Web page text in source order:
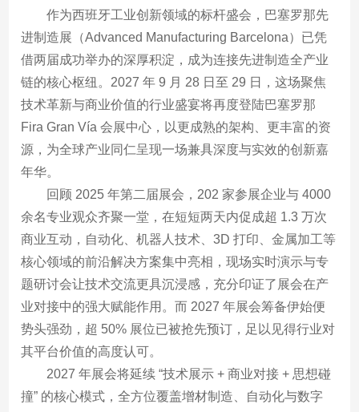
作为西班牙工业创新领域的标杆盛会，巴塞罗那先
进制造展（Advanced Manufacturing Barcelona）已凭
借两届成功举办的深厚积淀，成为连接先进制造全产业
链的核心枢纽。2027 年 9 月 28 日至 29 日，这场聚焦
技术革新与商业价值的行业盛宴将再度登陆巴塞罗那
Fira Gran Vía 会展中心，以更成熟的架构、更丰富的资
源，为全球产业同仁呈现一场兼具深度与实效的创新嘉
年华。
回顾 2025 年第二届展会，202 家参展企业与 4000
余名专业观众齐聚一堂，在短短两天内促成超 1.3 万次
商业互动，自动化、机器人技术、3D 打印、金属加工等
核心领域的前沿解决方案集中亮相，现场实时演示与专
题研讨会让技术交流更具沉浸感，充分印证了展会在产
业对接中的强大赋能作用。而 2027 年展会筹备伊始便
势头强劲，超 50% 展位已被抢先预订，足以见得行业对
其平台价值的高度认可。
2027 年展会将延续 “技术展示 + 商业对接 + 思想碰
撞” 的核心模式，全方位覆盖增材制造、自动化与数字